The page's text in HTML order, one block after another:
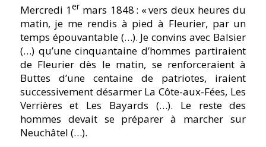
Mercredi 1ermars 1848 : « vers deux heures du
matin, je me rendis à pied à Fleurier, par un
temps épouvantable (…). Je convins avec Balsier
(…) qu’une cinquantaine d’hommes partiraient
de Fleurier dès le matin, se renforceraient à
Buttes d’une centaine de patriotes, iraient
successivement désarmer La Côte-aux-Fées, Les
Verrières et Les Bayards (…). Le reste des
hommes devait se préparer à marcher sur
Neuchâtel (…).